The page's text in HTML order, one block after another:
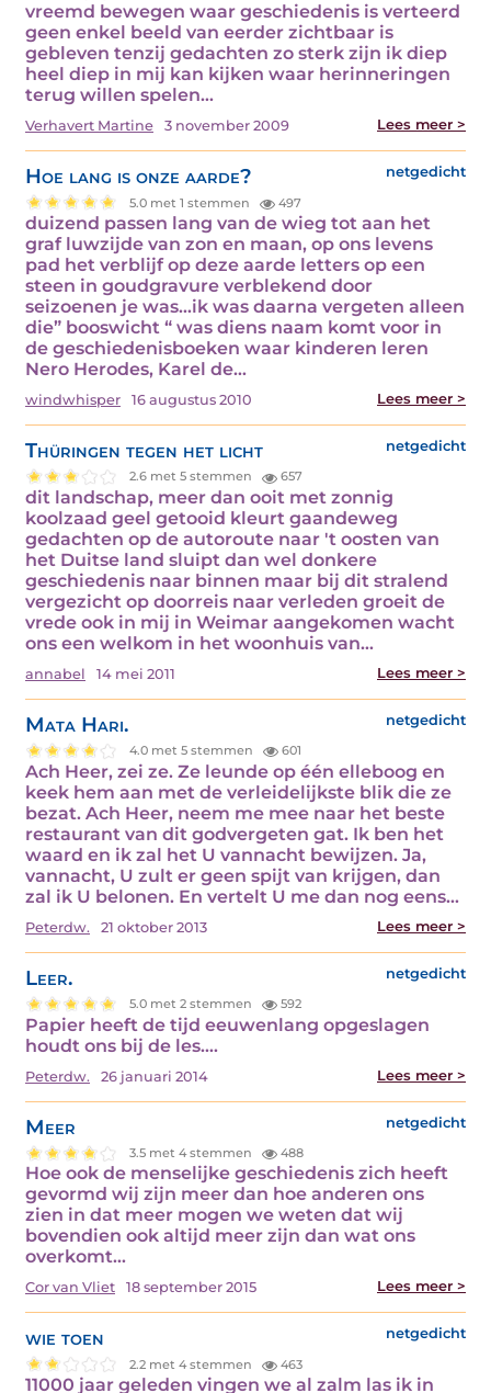
vreemd bewegen waar geschiedenis is verteerd
geen enkel beeld van eerder zichtbaar is
gebleven tenzij gedachten zo sterk zijn ik diep
heel diep in mij kan kijken waar herinneringen
terug willen spelen…
Verhavert Martine 3 november 2009 Lees meer >
Hoe lang is onze aarde? netgedicht
5.0 met 1 stemmen 497
duizend passen lang van de wieg tot aan het
graf luwzijde van zon en maan, op ons levens
pad het verblijf op deze aarde letters op een
steen in goudgravure verblekend door
seizoenen je was…ik was daarna vergeten alleen
die” booswicht “ was diens naam komt voor in
de geschiedenisboeken waar kinderen leren
Nero Herodes, Karel de…
windwhisper 16 augustus 2010 Lees meer >
Thüringen tegen het licht netgedicht
2.6 met 5 stemmen 657
dit landschap, meer dan ooit met zonnig
koolzaad geel getooid kleurt gaandeweg
gedachten op de autoroute naar 't oosten van
het Duitse land sluipt dan wel donkere
geschiedenis naar binnen maar bij dit stralend
vergezicht op doorreis naar verleden groeit de
vrede ook in mij in Weimar aangekomen wacht
ons een welkom in het woonhuis van…
annabel 14 mei 2011 Lees meer >
Mata Hari. netgedicht
4.0 met 5 stemmen 601
Ach Heer, zei ze. Ze leunde op één elleboog en
keek hem aan met de verleidelijkste blik die ze
bezat. Ach Heer, neem me mee naar het beste
restaurant van dit godvergeten gat. Ik ben het
waard en ik zal het U vannacht bewijzen. Ja,
vannacht, U zult er geen spijt van krijgen, dan
zal ik U belonen. En vertelt U me dan nog eens…
Peterdw. 21 oktober 2013 Lees meer >
Leer. netgedicht
5.0 met 2 stemmen 592
Papier heeft de tijd eeuwenlang opgeslagen
houdt ons bij de les.…
Peterdw. 26 januari 2014 Lees meer >
Meer netgedicht
3.5 met 4 stemmen 488
Hoe ook de menselijke geschiedenis zich heeft
gevormd wij zijn meer dan hoe anderen ons
zien in dat meer mogen we weten dat wij
bovendien ook altijd meer zijn dan wat ons
overkomt…
Cor van Vliet 18 september 2015 Lees meer >
wie toen netgedicht
2.2 met 4 stemmen 463
11000 jaar geleden vingen we al zalm las ik in